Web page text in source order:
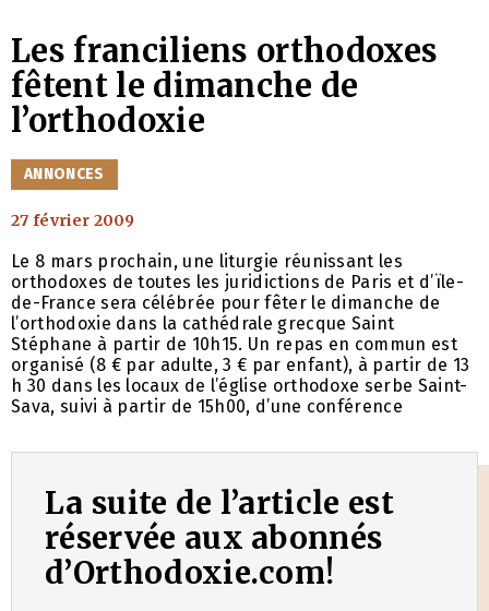
Les franciliens orthodoxes
fêtent le dimanche de
l’orthodoxie
CATÉGORIES
ANNONCES
27 février 2009
Le 8 mars prochain, une liturgie réunissant les
orthodoxes de toutes les juridictions de Paris et d’ïle-
de-France sera célébrée pour fêter le dimanche de
l’orthodoxie dans la cathédrale grecque Saint
Stéphane à partir de 10h15. Un repas en commun est
organisé (8 € par adulte, 3 € par enfant), à partir de 13
h 30 dans les locaux de l’église orthodoxe serbe Saint-
Sava, suivi à partir de 15h00, d’une conférence
La suite de l’article est
réservée aux abonnés
d’Orthodoxie.com!